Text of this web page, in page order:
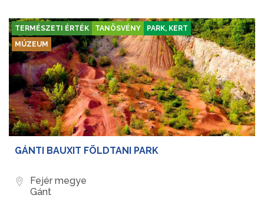
TERMÉSZETI ÉRTÉK TANÖSVÉNY
PARK, KERT
MÚZEUM
GÁNTI BAUXIT FÖLDTANI PARK
Fejér megye
Gánt